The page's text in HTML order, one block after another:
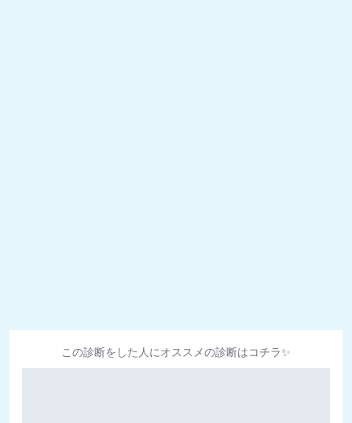
この診断をした人にオススメの診断はコチラ✨